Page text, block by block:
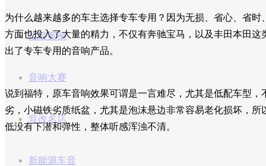
改装案例
音响大赛
音改名店
新能源车音
为什么越来越多的车主选择专车专用？因为无损、省心、省
方面也投入了大量的精力，不仅有奔驰宝马，以及丰田本田
出了专车专用的音响产品。
说到福特，原车音响效果可谓是一言难尽，尤其是低配车型
劣，小磁铁劣质纸盆，尤其是泡沫悬边非常容易老化损坏，
低没有下潜和弹性，整体听感浑浊不清。